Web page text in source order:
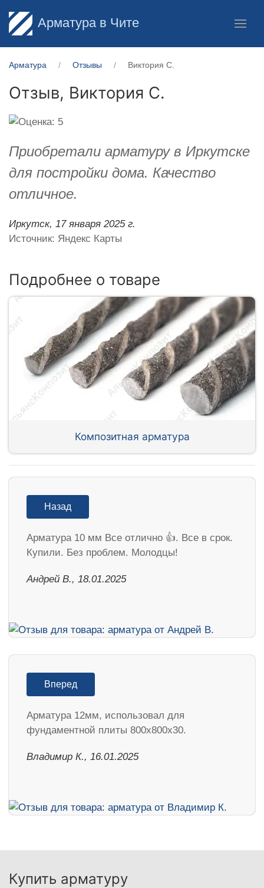
Арматура в Чите
Арматура Отзывы Виктория С.
Отзыв, Виктория С.
Приобретали арматуру в Иркутске
для постройки дома. Качество
отличное.
Иркутск, 17 января 2025 г.
Источник: Яндекс Карты
Подробнее о товаре
Композитная арматура
Назад
Арматура 10 мм Все отлично 👍. Все в срок.
Купили. Без проблем. Молодцы!
Андрей В., 18.01.2025
Вперед
Арматура 12мм, использовал для
фундаментной плиты 800х800х30.
Владимир К., 16.01.2025
Купить арматуру